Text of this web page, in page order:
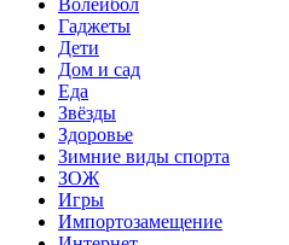
Волейбол
Гаджеты
Дети
Дом и сад
Еда
Звёзды
Здоровье
Зимние виды спорта
ЗОЖ
Игры
Импортозамещение